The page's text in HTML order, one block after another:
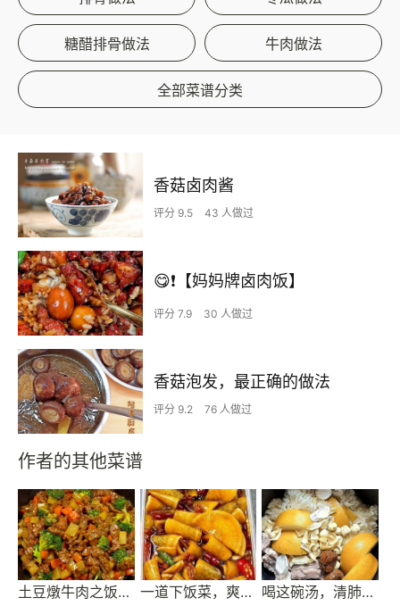
糖醋排骨做法 牛肉做法
全部菜谱分类
香菇卤肉酱
评分 9.5 43 人做过
😋❗【妈妈牌卤肉饭】
评分 7.9 30 人做过
香菇泡发，最正确的做法
评分 9.2 76 人做过
作者的其他菜谱
土豆燉牛肉之饭扫光，这样做也太香了吧，还没出锅已是浓香四溢了 一道下饭菜，爽脆可口酱腌萝卜，简单还下饭！ 喝这碗汤，清肺热，补津液，解口渴～隔三差五炖起来，全家喝！